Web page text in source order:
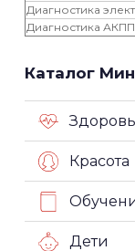
Диагностика
Диагностика
Каталог
Красота
Дети